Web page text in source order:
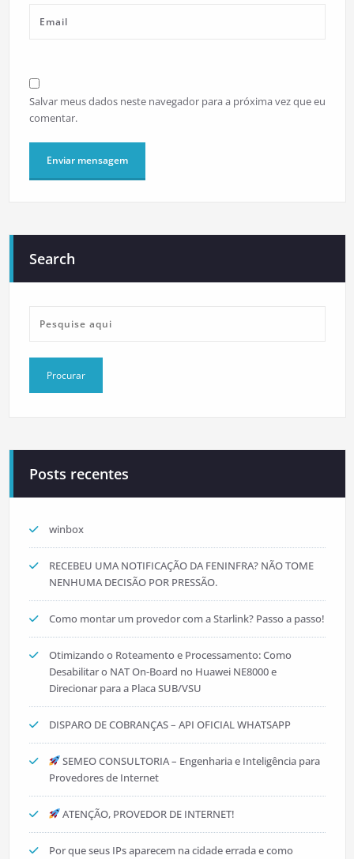
Salvar meus dados neste navegador para a próxima vez que eu
comentar.
Search
Posts recentes
winbox
RECEBEU UMA NOTIFICAÇÃO DA FENINFRA? NÃO TOME
NENHUMA DECISÃO POR PRESSÃO.
Como montar um provedor com a Starlink? Passo a passo!
Otimizando o Roteamento e Processamento: Como
Desabilitar o NAT On-Board no Huawei NE8000 e
Direcionar para a Placa SUB/VSU
DISPARO DE COBRANÇAS – API OFICIAL WHATSAPP
SEMEO CONSULTORIA – Engenharia e Inteligência para
Provedores de Internet
ATENÇÃO, PROVEDOR DE INTERNET!
Por que seus IPs aparecem na cidade errada e como